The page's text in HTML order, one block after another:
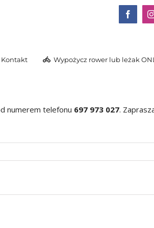
Kontakt Wypożycz rower lub leżak
numerem telefonu 697 973 027.